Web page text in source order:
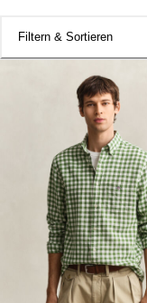
Filtern & Sortieren